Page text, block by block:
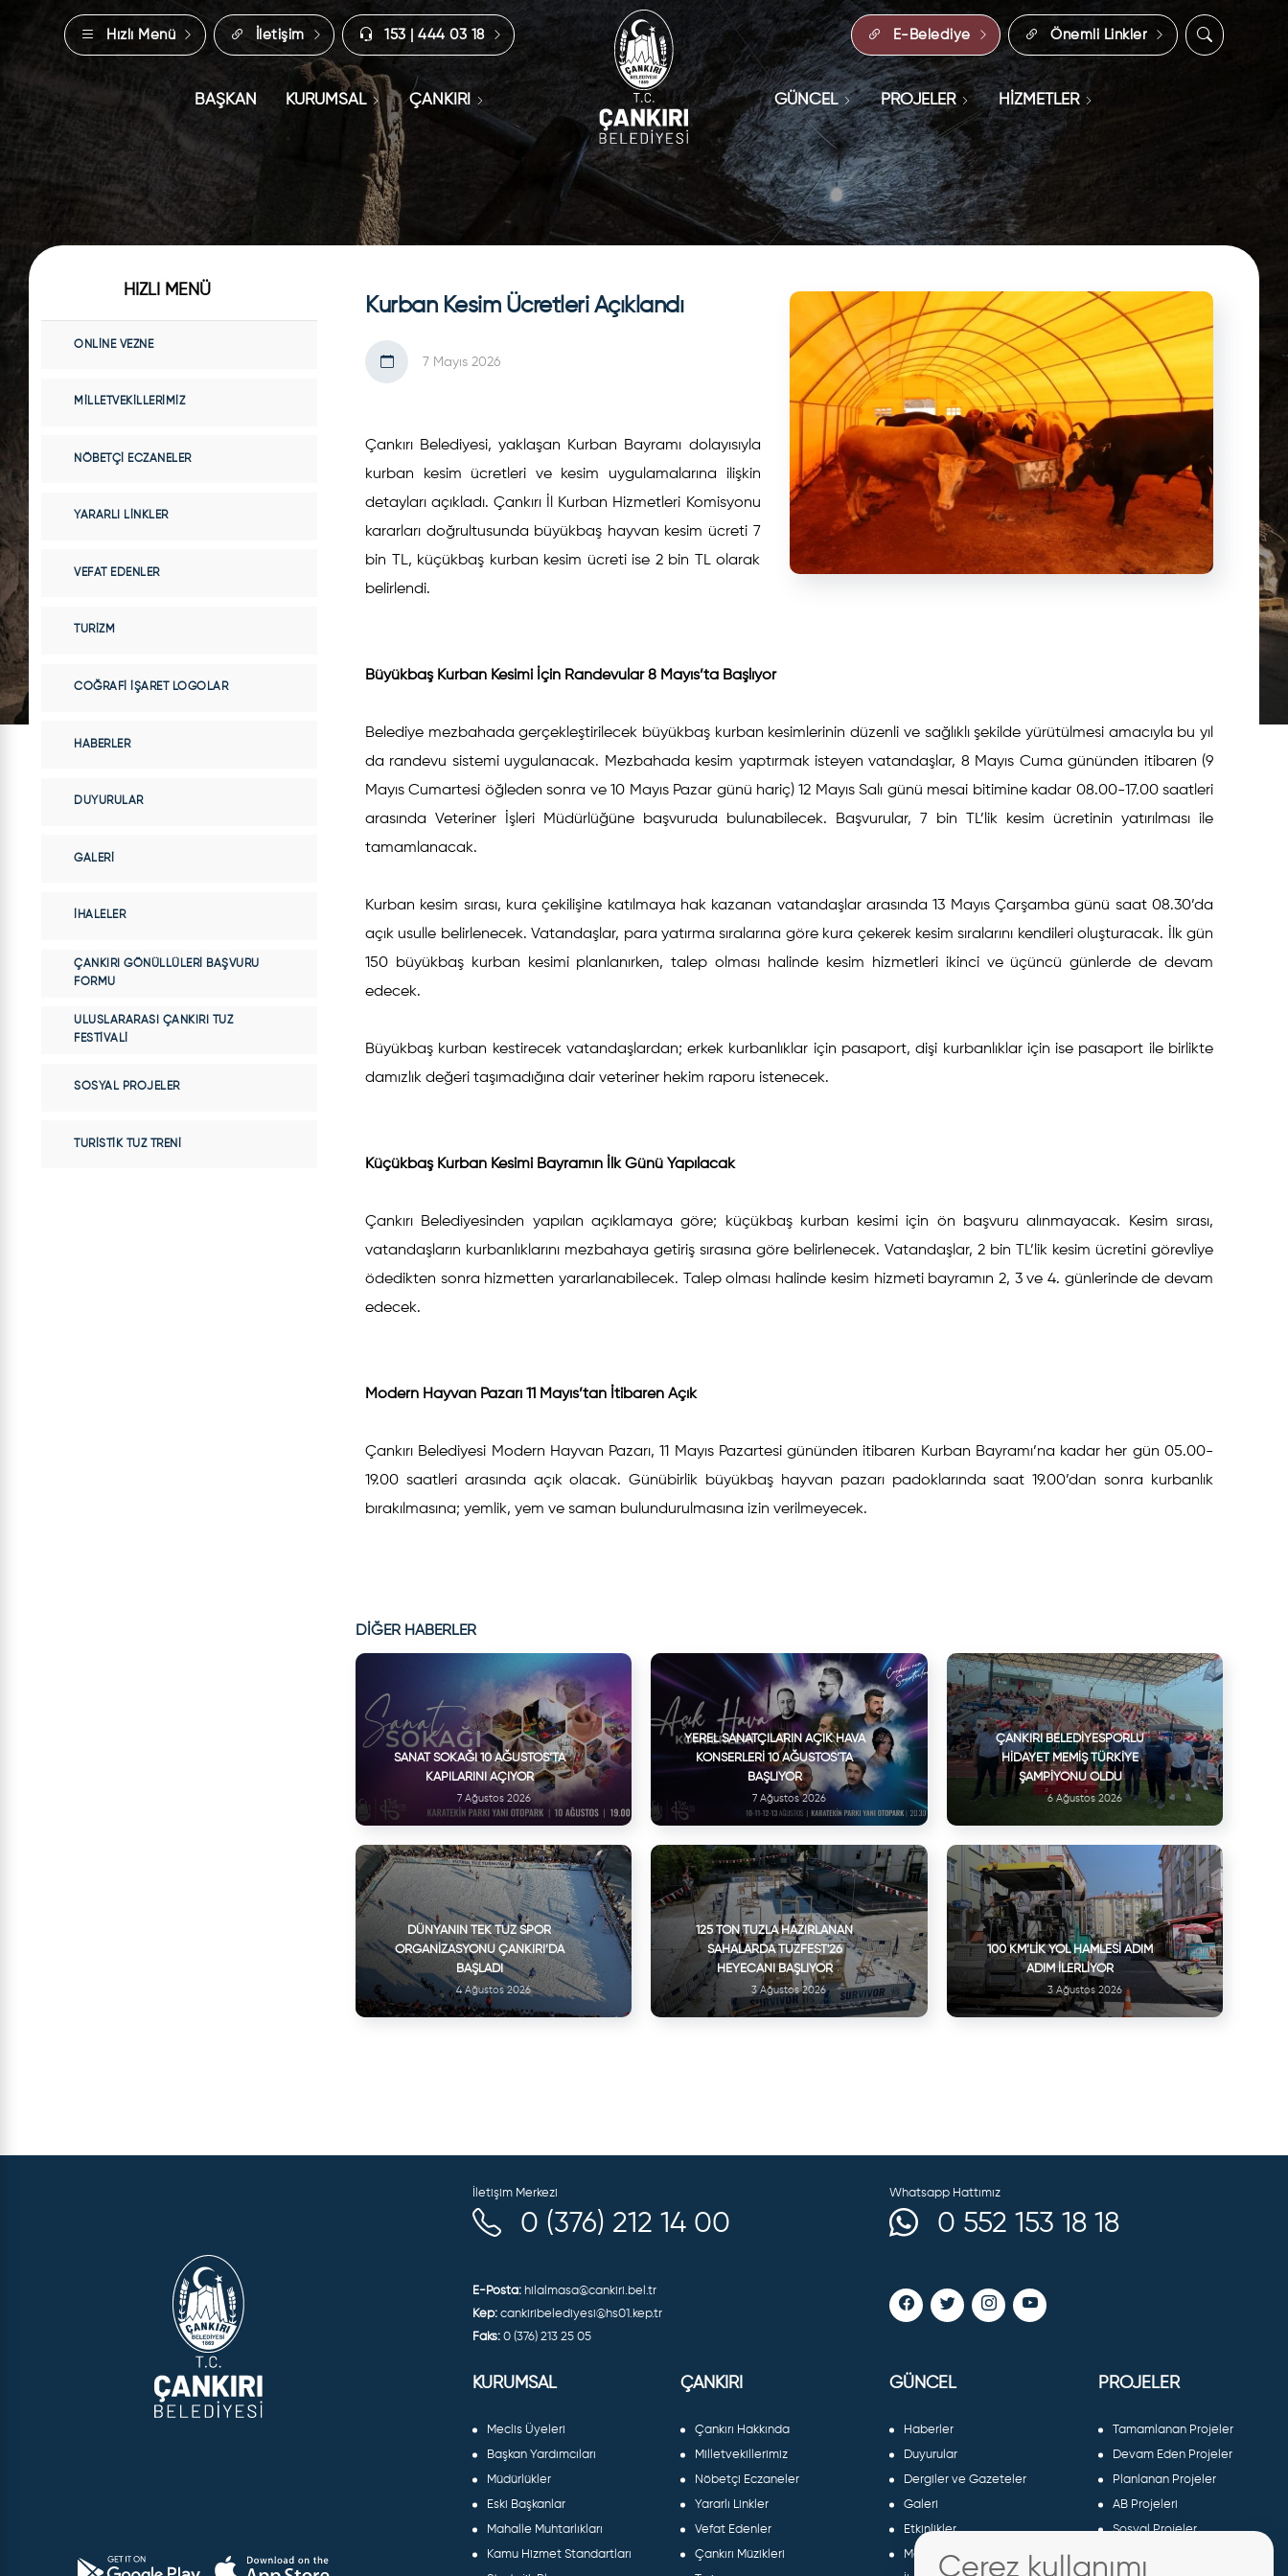
Hızlı Menü İletişim 153 | 444 03 18 E-Belediye Önemli Linkler
BAŞKAN KURUMSAL ÇANKIRI GÜNCEL PROJELER HİZMETLER
Kurban Kesim Ücretleri Açıklandı
7 Mayıs 2026
Çankırı Belediyesi, yaklaşan Kurban Bayramı dolayısıyla
kurban kesim ücretleri ve kesim uygulamalarına ilişkin
detayları açıkladı. Çankırı İl Kurban Hizmetleri Komisyonu
kararları doğrultusunda büyükbaş hayvan kesim ücreti 7
bin TL, küçükbaş kurban kesim ücreti ise 2 bin TL olarak
belirlendi.
Büyükbaş Kurban Kesimi İçin Randevular 8 Mayıs’ta Başlıyor
Belediye mezbahada gerçekleştirilecek büyükbaş kurban kesimlerinin düzenli ve sağlıklı şekilde yürütülmesi amacıyla bu yıl
da randevu sistemi uygulanacak. Mezbahada kesim yaptırmak isteyen vatandaşlar, 8 Mayıs Cuma gününden itibaren (9
Mayıs Cumartesi öğleden sonra ve 10 Mayıs Pazar günü hariç) 12 Mayıs Salı günü mesai bitimine kadar 08.00-17.00 saatleri
arasında Veteriner İşleri Müdürlüğüne başvuruda bulunabilecek. Başvurular, 7 bin TL’lik kesim ücretinin yatırılması ile
tamamlanacak.
Kurban kesim sırası, kura çekilişine katılmaya hak kazanan vatandaşlar arasında 13 Mayıs Çarşamba günü saat 08.30’da
açık usulle belirlenecek. Vatandaşlar, para yatırma sıralarına göre kura çekerek kesim sıralarını kendileri oluşturacak. İlk gün
150 büyükbaş kurban kesimi planlanırken, talep olması halinde kesim hizmetleri ikinci ve üçüncü günlerde de devam
edecek.
Büyükbaş kurban kestirecek vatandaşlardan; erkek kurbanlıklar için pasaport, dişi kurbanlıklar için ise pasaport ile birlikte
damızlık değeri taşımadığına dair veteriner hekim raporu istenecek.
Küçükbaş Kurban Kesimi Bayramın İlk Günü Yapılacak
Çankırı Belediyesinden yapılan açıklamaya göre; küçükbaş kurban kesimi için ön başvuru alınmayacak. Kesim sırası,
vatandaşların kurbanlıklarını mezbahaya getiriş sırasına göre belirlenecek. Vatandaşlar, 2 bin TL’lik kesim ücretini görevliye
ödedikten sonra hizmetten yararlanabilecek. Talep olması halinde kesim hizmeti bayramın 2, 3 ve 4. günlerinde de devam
edecek.
Modern Hayvan Pazarı 11 Mayıs’tan İtibaren Açık
Çankırı Belediyesi Modern Hayvan Pazarı, 11 Mayıs Pazartesi gününden itibaren Kurban Bayramı’na kadar her gün 05.00-
19.00 saatleri arasında açık olacak. Günübirlik büyükbaş hayvan pazarı padoklarında saat 19.00’dan sonra kurbanlık
bırakılmasına; yemlik, yem ve saman bulundurulmasına izin verilmeyecek.
DİĞER HABERLER
SANAT SOKAĞI 10 AĞUSTOS’TA
KAPILARINI AÇIYOR
7 Ağustos 2026
YEREL SANATÇILARIN AÇIK HAVA
KONSERLERI 10 AĞUSTOS’TA
BAŞLIYOR
7 Ağustos 2026
ÇANKIRI BELEDIYESPORLU
HIDAYET MEMIŞ TÜRKIYE
ŞAMPIYONU OLDU
6 Ağustos 2026
DÜNYANIN TEK TUZ SPOR
ORGANIZASYONU ÇANKIRI’DA
BAŞLADI
4 Ağustos 2026
125 TON TUZLA HAZIRLANAN
SAHALARDA TUZFEST'26
HEYECANI BAŞLIYOR
3 Ağustos 2026
100 KM’LIK YOL HAMLESI ADIM
ADIM İLERLIYOR
3 Ağustos 2026
HIZLI MENÜ
ONLINE VEZNE
MILLETVEKILLERIMIZ
NÖBETÇI ECZANELER
YARARLI LINKLER
VEFAT EDENLER
TURIZM
COĞRAFI İŞARET LOGOLAR
HABERLER
DUYURULAR
GALERI
İHALELER
ÇANKIRI GÖNÜLLÜLERI BAŞVURU
FORMU
ULUSLARARASI ÇANKIRI TUZ
FESTIVALI
SOSYAL PROJELER
TURISTIK TUZ TRENI
İletişim Merkezi
0 (376) 212 14 00
Whatsapp Hattımız
0 552 153 18 18
E-Posta: hilalmasa@cankiri.bel.tr
Kep: cankiribelediyesi@hs01.kep.tr
Faks: 0 (376) 213 25 05
KURUMSAL
Meclis Üyeleri
Başkan Yardımcıları
Müdürlükler
Eski Başkanlar
Mahalle Muhtarlıkları
Kamu Hizmet Standartları
ÇANKIRI
Çankırı Hakkında
Milletvekillerimiz
Nöbetçi Eczaneler
Yararlı Linkler
Vefat Edenler
Çankırı Müzikleri
GÜNCEL
Haberler
Duyurular
Dergiler ve Gazeteler
Galeri
Etkinlikler
Meclis Kararları
PROJELER
Tamamlanan Projeler
Devam Eden Projeler
Planlanan Projeler
AB Projeleri
Sosyal Projeler
Çerez kullanımı